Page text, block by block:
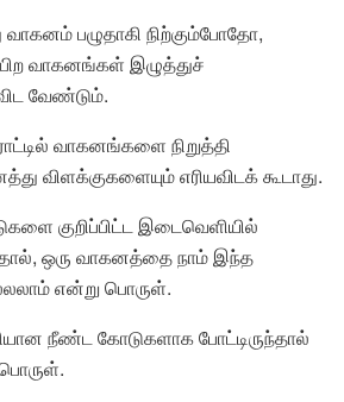
பழுதாகி நிற்கும்போதோ,
வாகனங்கள் இழுத்துச்
வேண்டும்.
வாகனங்களை நிறுத்தி
விளக்குகளையும் எரியவிடக் கூடாது.
குறிப்பிட்ட இடைவெளியில்
ஒரு வாகனத்தை நாம் இந்த
என்று பொருள்.
நீண்ட கோடுகளாக போட்டிருந்தால்